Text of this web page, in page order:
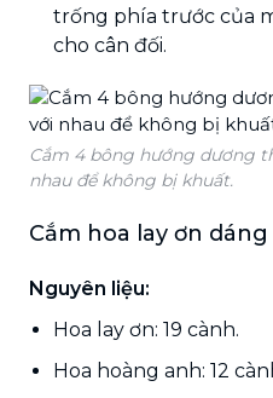
trống phía trước của
cho cân đối.
Cắm 4 bông hướng dương
nhau để không bị khuất.
Cắm hoa lay ơn
Nguyên liệu:
Hoa lay ơn: 19 cành.
Hoa hoàng anh: 12